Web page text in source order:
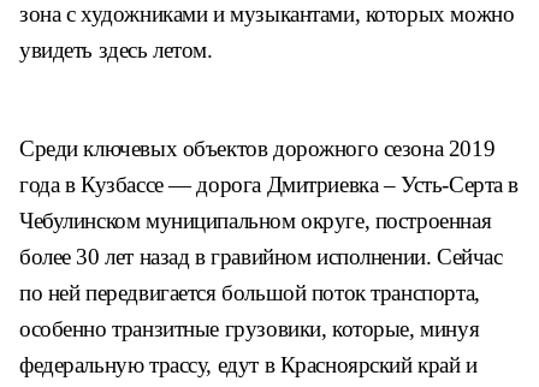
зона с художниками и музыкантами, которых можно
увидеть здесь летом.
Среди ключевых объектов дорожного сезона 2019
года в Кузбассе — дорога Дмитриевка – Усть-Серта в
Чебулинском муниципальном округе, построенная
более 30 лет назад в гравийном исполнении. Сейчас
по ней передвигается большой поток транспорта,
особенно транзитные грузовики, которые, минуя
федеральную трассу, едут в Красноярский край и